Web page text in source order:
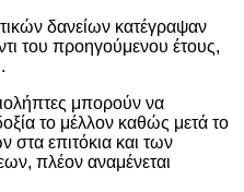
δανείων κατέγραψαν
του προηγούμενου έτους,
μπορούν να
το μέλλον καθώς μετά το
επιτόκια και των
πλέον αναμένεται